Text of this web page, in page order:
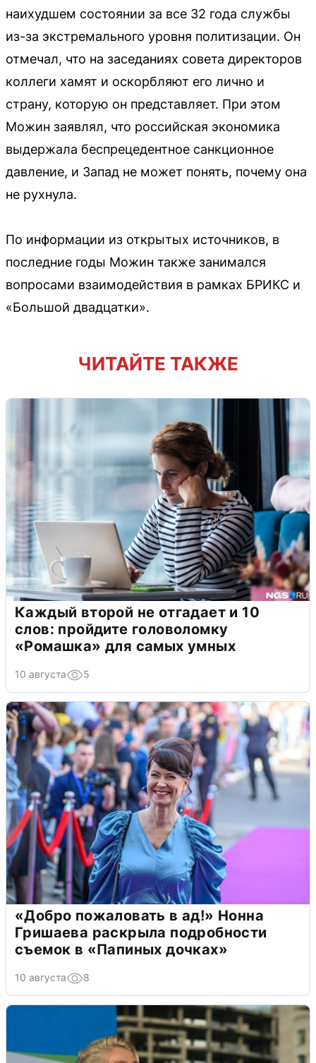
наихудшем состоянии за все 32 года службы
из-за экстремального уровня политизации. Он
отмечал, что на заседаниях совета директоров
коллеги хамят и оскорбляют его лично и
страну, которую он представляет. При этом
Можин заявлял, что российская экономика
выдержала беспрецедентное санкционное
давление, и Запад не может понять, почему она
не рухнула.
По информации из открытых источников, в
последние годы Можин также занимался
вопросами взаимодействия в рамках БРИКС и
«Большой двадцатки».
ЧИТАЙТЕ ТАКЖЕ
Каждый второй не отгадает и 10
слов: пройдите головоломку
«Ромашка» для самых умных
10 августа 5
«Добро пожаловать в ад!» Нонна
Гришаева раскрыла подробности
съемок в «Папиных дочках»
10 августа 8